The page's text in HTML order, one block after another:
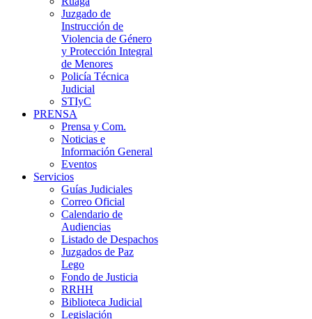
Juzgado de
Instrucción de
Violencia de Género
y Protección Integral
de Menores
Policía Técnica
Judicial
STIyC
PRENSA
Prensa y Com.
Noticias e
Información General
Eventos
Servicios
Guías Judiciales
Correo Oficial
Calendario de
Audiencias
Listado de Despachos
Juzgados de Paz
Lego
Fondo de Justicia
RRHH
Biblioteca Judicial
Legislación